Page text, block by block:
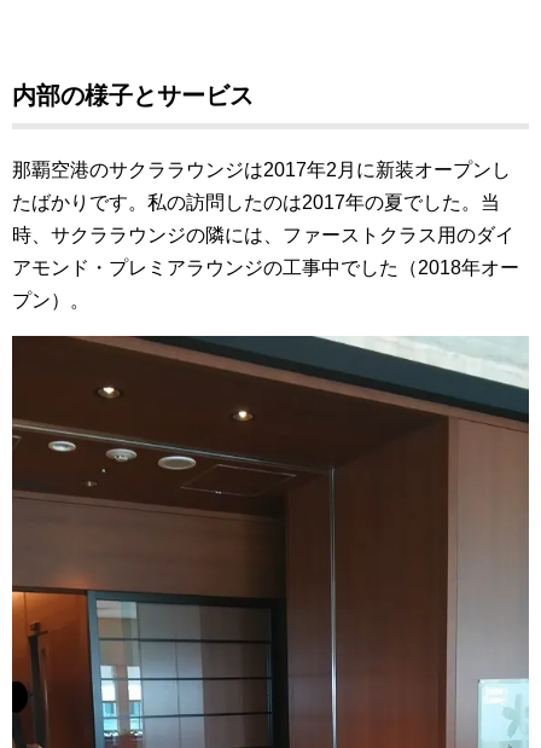
内部の様子とサービス
那覇空港のサクララウンジは2017年2月に新装オープンし
たばかりです。私の訪問したのは2017年の夏でした。当
時、サクララウンジの隣には、ファーストクラス用のダイ
アモンド・プレミアラウンジの工事中でした（2018年オー
プン）。